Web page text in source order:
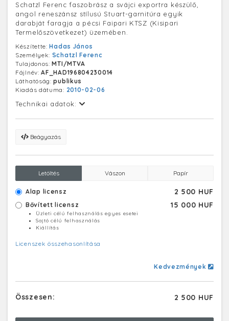
Schatzl Ferenc faszobrász a svájci exportra készülő,
angol reneszánsz stílusú Stuart-garnitúra egyik
darabját faragja a pécsi Faipari KTSZ (Kisipari
Termelőszövetkezet) üzemében.
Készítette:Hadas János
Személyek: Schatzl Ferenc
Tulajdonos:MTI/MTVA
Fájlnév:AF_HAD196804230014
Láthatóság:publikus
Kiadás dátuma: 2010-02-06
Technikai adatok:
Beágyazás
Letöltés Vászon Papír
Alap licensz 2 500 HUF
Bővített licensz 15 000 HUF
Üzleti célú felhasználás egyes esetei
Sajtó célú felhasználás
Kiállítás
Licenszek összehasonlítása
Kedvezmények
Összesen: 2 500 HUF